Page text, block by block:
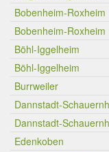
Bobenheim-Roxheim
Bobenheim-Roxheim
Böhl-Iggelheim
Böhl-Iggelheim
Burrweiler
Dannstadt-
Dannstadt-
Edenkoben